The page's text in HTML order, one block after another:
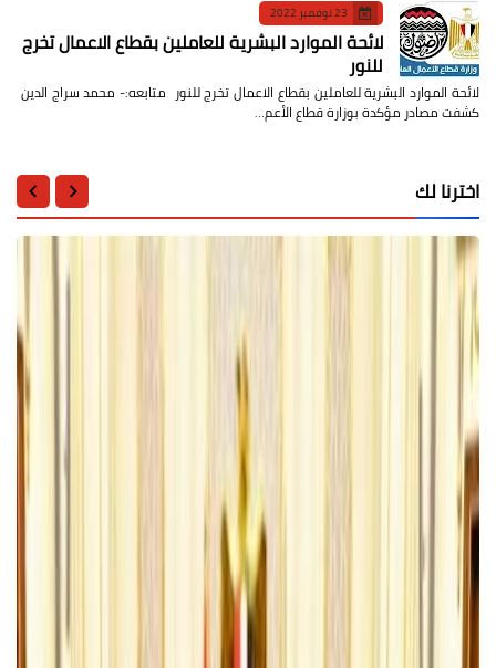
23 نوفمبر 2022
لائحة الموارد البشرية للعاملين بقطاع الاعمال تخرج
للنور
لائحة الموارد البشرية للعاملين بقطاع الاعمال تخرج للنور متابعه:- محمد سراج الدين
كشفت مصادر مؤكدة بوزارة قطاع الأعم…
اخترنا لك